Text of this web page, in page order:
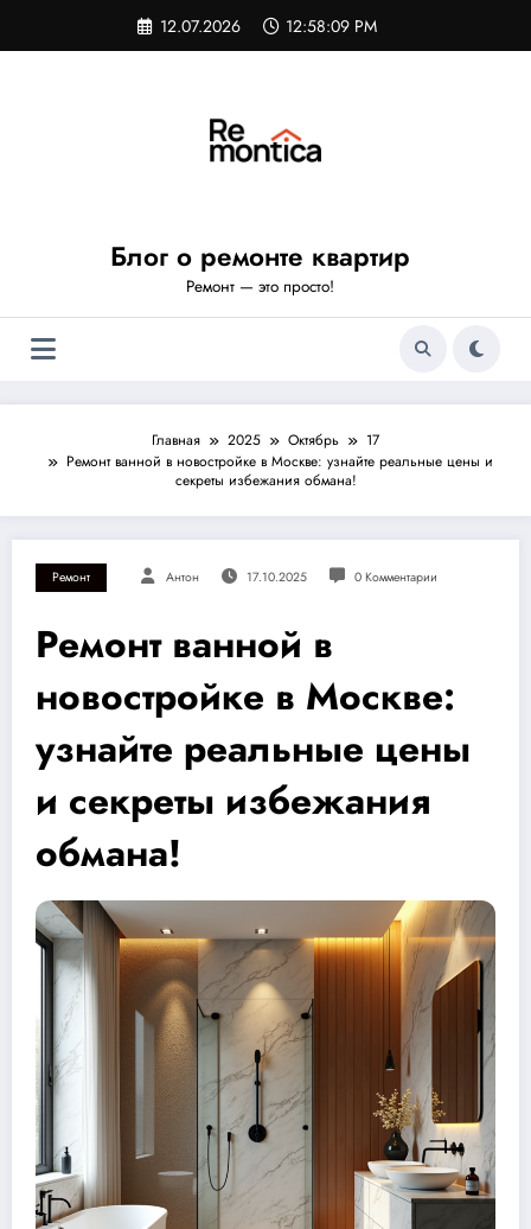
содержимому
12.07.2026 12:58:10 PM
Блог о ремонте квартир
Ремонт — это просто!
Главная 2025 Октябрь
17
Ремонт ванной в новостройке в Москве: узнайте реальные цены и
секреты избежания обмана!
Ремонт Антон 17.10.2025 0 Комментарии
Ремонт ванной в
новостройке в Москве:
узнайте реальные цены
и секреты избежания
обмана!